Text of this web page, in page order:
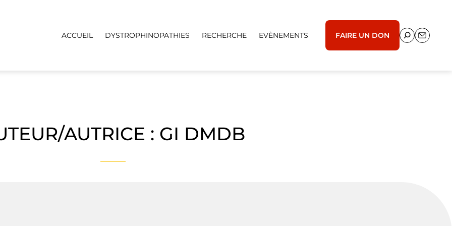
ACCUEIL DYSTROPHINOPATHIES RECHERCHE EVÈNEMENTS FAIRE UN DON
AUTRICE : GI DMDB